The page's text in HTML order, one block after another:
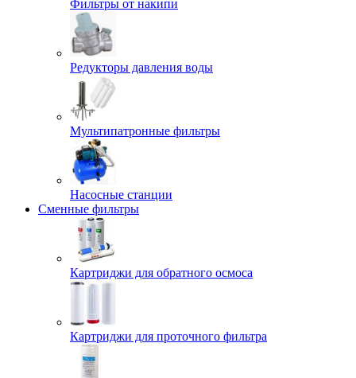
Фильтры от накипи
Редукторы давления воды
Мультипатронные фильтры
Насосные станции
Сменные фильтры
Картриджи для обратного осмоса
Картриджи для проточного фильтра